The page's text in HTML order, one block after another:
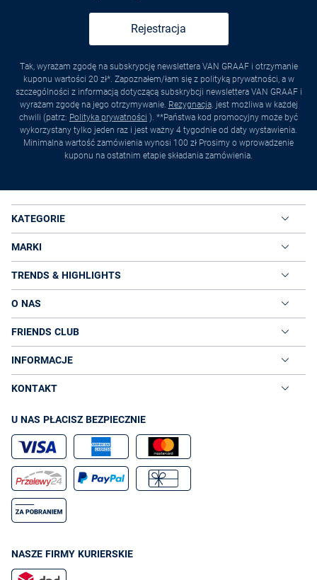
Rejestracja
Tak, wyrażam zgodę na subskrypcję newslettera VAN GRAAF i otrzymanie
kuponu wartości 20 zł*. Zapoznałem/łam się z polityką prywatności, a w
szczególności z informacją dotyczącą subskrybcji newslettera VAN GRAAF i
wyrażam zgodę na jego otrzymywanie. Rezygnacja. jest możliwa w każdej
chwili (patrz: Polityka prywatności ). **Państwa kod promocyjny może być
wykorzystany tylko jeden raz i jest ważny 4 tygodnie od daty wystawienia.
Minimalna wartość zamówienia wynosi 100 zł Prosimy o wprowadzenie
kuponu na ostatnim etapie składania zamówienia.
KATEGORIE
MARKI
TRENDS & HIGHLIGHTS
O NAS
FRIENDS CLUB
INFORMACJE
KONTAKT
U NAS PŁACISZ BEZPIECZNIE
NASZE FIRMY KURIERSKIE